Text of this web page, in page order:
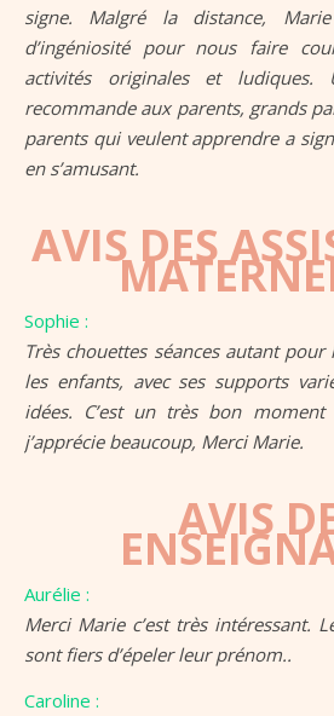
signe. Malgré la distance,
d’ingéniosité pour nous faire
activités originales et
recommande aux parents, grands
parents qui veulent apprendre a
en s’amusant.
AVIS DES
Sophie :
Très chouettes séances autant
les enfants, avec ses supports
idées. C’est un très bon
j’apprécie beaucoup, Merci Marie.
AVIS
Aurélie :
Merci Marie c’est très intéressant.
sont fiers d’épeler leur prénom..
Caroline :